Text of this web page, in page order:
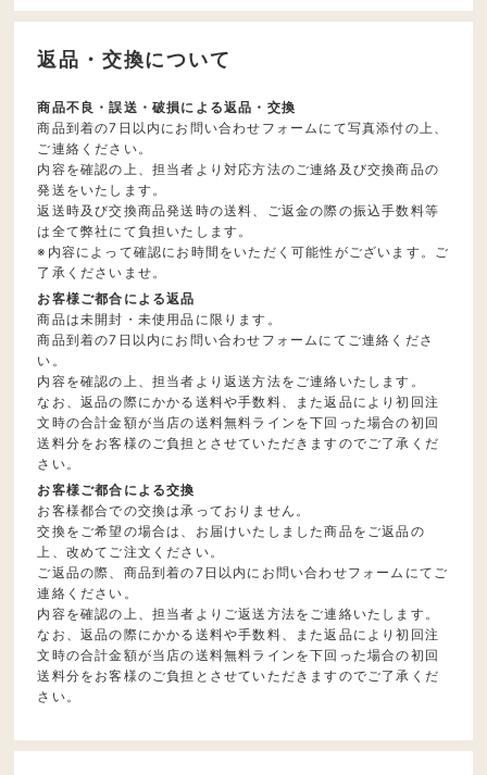
返品・交換について
商品不良・誤送・破損による返品・交換
商品到着の7日以内にお問い合わせフォームにて写真添付の上、
ご連絡ください。
内容を確認の上、担当者より対応方法のご連絡及び交換商品の
発送をいたします。
返送時及び交換商品発送時の送料、ご返金の際の振込手数料等
は全て弊社にて負担いたします。
※内容によって確認にお時間をいただく可能性がございます。ご
了承くださいませ。
お客様ご都合による返品
商品は未開封・未使用品に限ります。
商品到着の7日以内にお問い合わせフォームにてご連絡くださ
い。
内容を確認の上、担当者より返送方法をご連絡いたします。
なお、返品の際にかかる送料や手数料、また返品により初回注
文時の合計金額が当店の送料無料ラインを下回った場合の初回
送料分をお客様のご負担とさせていただきますのでご了承くだ
さい。
お客様ご都合による交換
お客様都合での交換は承っておりません。
交換をご希望の場合は、お届けいたしました商品をご返品の
上、改めてご注文ください。
ご返品の際、商品到着の7日以内にお問い合わせフォームにてご
連絡ください。
内容を確認の上、担当者よりご返送方法をご連絡いたします。
なお、返品の際にかかる送料や手数料、また返品により初回注
文時の合計金額が当店の送料無料ラインを下回った場合の初回
送料分をお客様のご負担とさせていただきますのでご了承くだ
さい。